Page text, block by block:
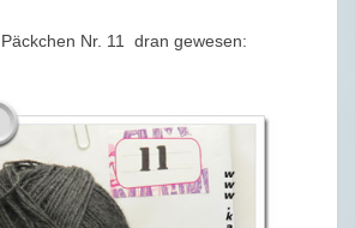
2
1
Nr. 11 dran gewesen: